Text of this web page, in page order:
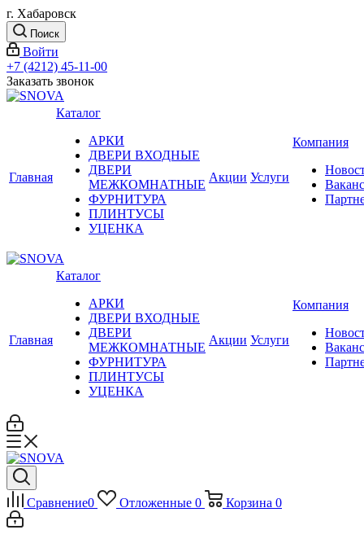
г. Хабаровск
Поиск
Войти
+7 (4212) 45-11-00
Заказать звонок
Главная
Каталог
АРКИ
ДВЕРИ ВХОДНЫЕ
ДВЕРИ
МЕЖКОМНАТНЫЕ
ФУРНИТУРА
ПЛИНТУСЫ
УЦЕНКА
Акции Услуги
Компания
Главная
Каталог
АРКИ
ДВЕРИ ВХОДНЫЕ
ДВЕРИ
МЕЖКОМНАТНЫЕ
ФУРНИТУРА
ПЛИНТУСЫ
УЦЕНКА
Акции Услуги
Компания
Сравнение0 Отложенные 0 Корзина 0